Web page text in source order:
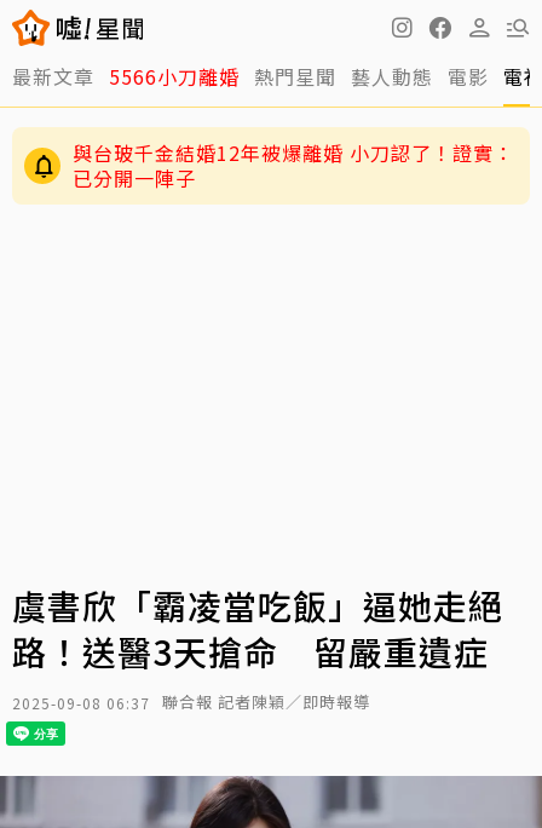
最新文章 5566小刀離婚 熱門星聞 藝人動態 電影 電
與台玻千金結婚12年被爆離婚 小刀認了！證實：
已分開一陣子
虞書欣「霸凌當吃飯」逼她走絕
路！送醫3天搶命 留嚴重遺症
2025-09-08 06:37 聯合報 記者陳穎／即時報導